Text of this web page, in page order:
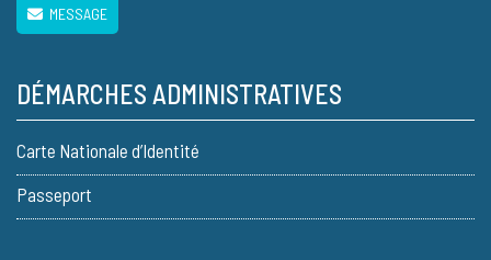
MESSAGE
DÉMARCHES ADMINISTRATIVES
Carte Nationale d’Identité
Passeport